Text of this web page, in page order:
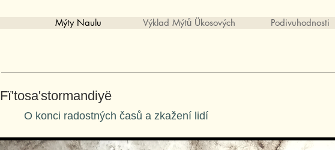
Mýty Naulu Výklad Mýtů Ükosových Podivuhodnosti
Fï'tosa'stormandiyë
O konci radostných časů a zkažení lidí